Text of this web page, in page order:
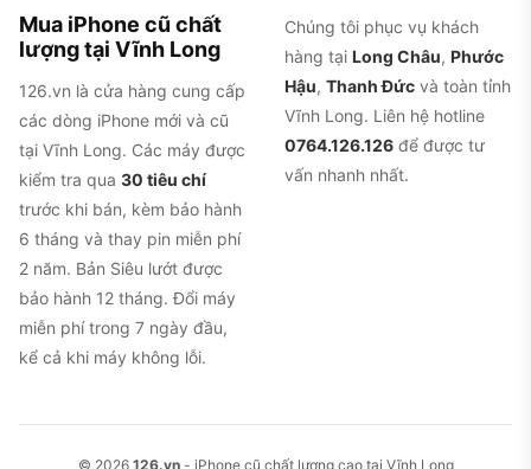
Mua iPhone cũ chất
lượng tại Vĩnh Long
126.vn là cửa hàng cung cấp
các dòng iPhone mới và cũ
tại Vĩnh Long. Các máy được
kiểm tra qua 30 tiêu chí
trước khi bán, kèm bảo hành
6 tháng và thay pin miễn phí
2 năm. Bản Siêu lướt được
bảo hành 12 tháng. Đổi máy
miễn phí trong 7 ngày đầu,
kể cả khi máy không lỗi.
Chúng tôi phục vụ khách
hàng tại Long Châu, Phước
Hậu, Thanh Đức và toàn tỉnh
Vĩnh Long. Liên hệ hotline
0764.126.126 để được tư
vấn nhanh nhất.
© 2026 126.vn- iPhone cũ chất lượng cao tại Vĩnh Long